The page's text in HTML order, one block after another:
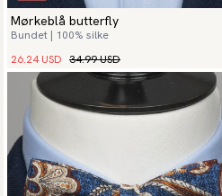
Mørkeblå butterfly
Bundet | 100% silke
26.24 USD 34.99 USD